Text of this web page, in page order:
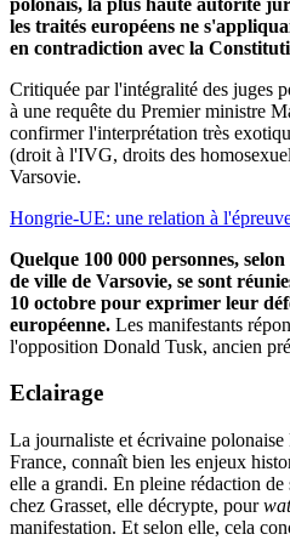
les traités européens ne
en contradiction avec la
Critiquée par l'intégralité des juges
à une requête du Premier ministre
confirmer l'interprétation très
(droit à l'IVG, droits des
Varsovie.
Hongrie-UE: une relation à
Quelque 100 000 personnes,
de ville de Varsovie, se sont
10 octobre pour exprimer leur
européenne. Les manifestants
l'opposition Donald Tusk, ancien
Eclairage
La journaliste et écrivaine
France, connaît bien les enjeux
elle a grandi. En pleine rédaction
chez Grasset, elle décrypte, pour
manifestation. Et selon elle, cela